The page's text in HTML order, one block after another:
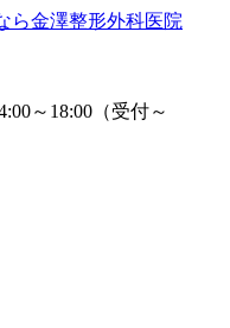
～18:00（受付～